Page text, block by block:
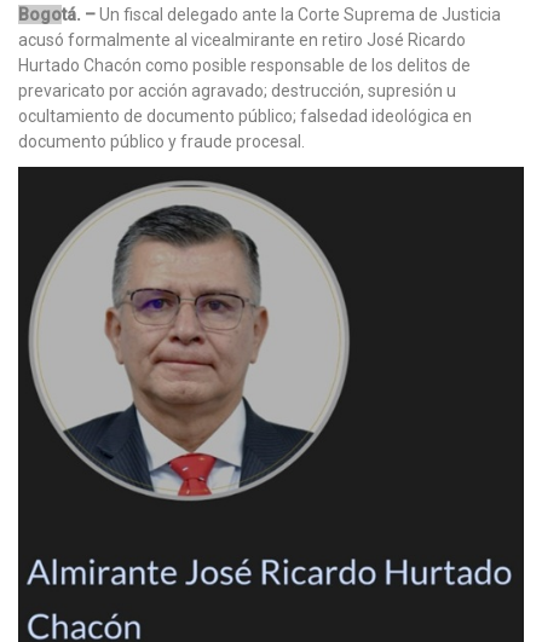
Bogotá. –Un fiscal delegado ante la Corte Suprema de Justicia
acusó formalmente al vicealmirante en retiro José Ricardo
Hurtado Chacón como posible responsable de los delitos de
prevaricato por acción agravado; destrucción, supresión u
ocultamiento de documento público; falsedad ideológica en
documento público y fraude procesal.